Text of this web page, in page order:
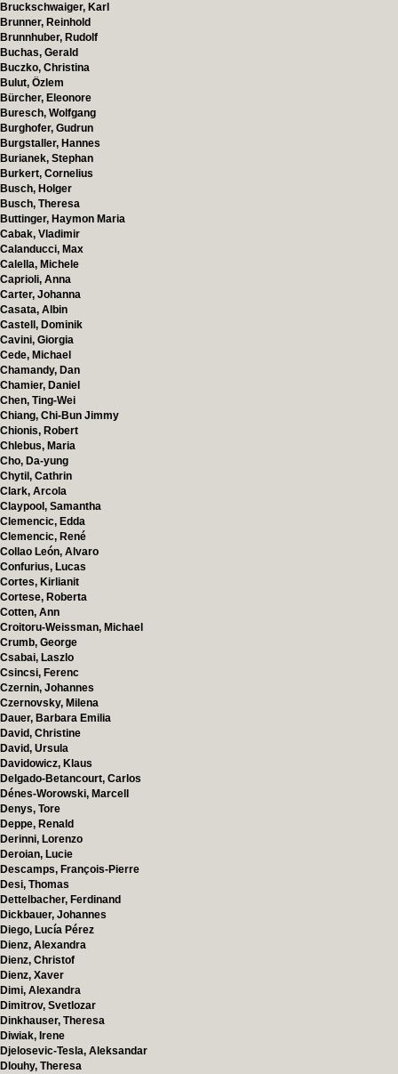
Bruckschwaiger, Karl
Brunner, Reinhold
Brunnhuber, Rudolf
Buchas, Gerald
Buczko, Christina
Bulut, Özlem
Bürcher, Eleonore
Buresch, Wolfgang
Burghofer, Gudrun
Burgstaller, Hannes
Burianek, Stephan
Burkert, Cornelius
Busch, Holger
Busch, Theresa
Buttinger, Haymon Maria
Cabak, Vladimir
Calanducci, Max
Calella, Michele
Caprioli, Anna
Carter, Johanna
Casata, Albin
Castell, Dominik
Cavini, Giorgia
Cede, Michael
Chamandy, Dan
Chamier, Daniel
Chen, Ting-Wei
Chiang, Chi-Bun Jimmy
Chionis, Robert
Chlebus, Maria
Cho, Da-yung
Chytil, Cathrin
Clark, Arcola
Claypool, Samantha
Clemencic, Edda
Clemencic, René
Collao León, Alvaro
Confurius, Lucas
Cortes, Kirlianit
Cortese, Roberta
Cotten, Ann
Croitoru-Weissman, Michael
Crumb, George
Csabai, Laszlo
Csincsi, Ferenc
Czernin, Johannes
Czernovsky, Milena
Dauer, Barbara Emilia
David, Christine
David, Ursula
Davidowicz, Klaus
Delgado-Betancourt, Carlos
Dénes-Worowski, Marcell
Denys, Tore
Deppe, Renald
Derinni, Lorenzo
Deroian, Lucie
Descamps, François-Pierre
Desi, Thomas
Dettelbacher, Ferdinand
Dickbauer, Johannes
Diego, Lucía Pérez
Dienz, Alexandra
Dienz, Christof
Dienz, Xaver
Dimi, Alexandra
Dimitrov, Svetlozar
Dinkhauser, Theresa
Diwiak, Irene
Djelosevic-Tesla, Aleksandar
Dlouhy, Theresa